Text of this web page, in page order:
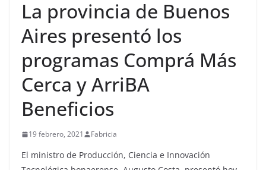
La provincia de Buenos
Aires presentó los
programas Comprá Más
Cerca y ArriBA
Beneficios
19 febrero, 2021 Fabricia
El ministro de Producción, Ciencia e Innovación